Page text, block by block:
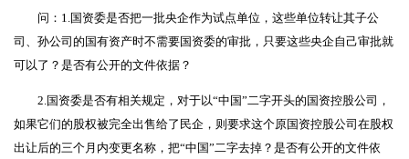
问：1.国资委是否把一批央企作为试点单位，这些单位转让其子公
司、孙公司的国有资产时不需要国资委的审批，只要这些央企自己审批就
可以了？是否有公开的文件依据？
2.国资委是否有相关规定，对于以“中国”二字开头的国资控股公司，
如果它们的股权被完全出售给了民企，则要求这个原国资控股公司在股权
出让后的三个月内变更名称，把“中国”二字去掉？是否有公开的文件依